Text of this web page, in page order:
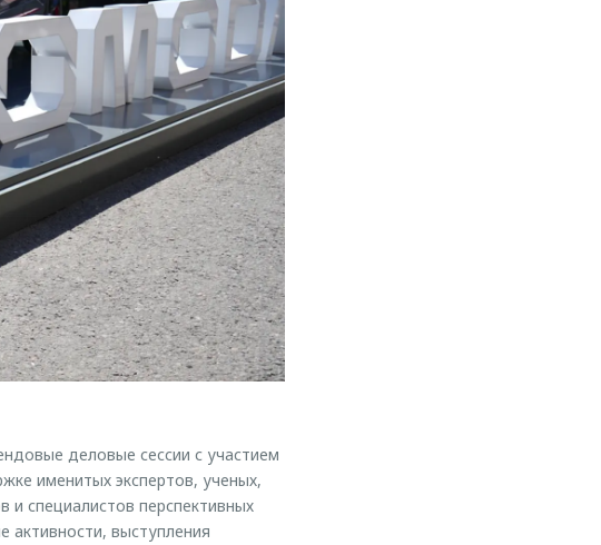
деловые сессии с участием
именитых экспертов, ученых,
и специалистов перспективных
активности, выступления